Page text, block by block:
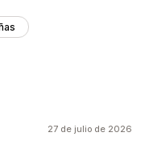
27 de julio de 2026